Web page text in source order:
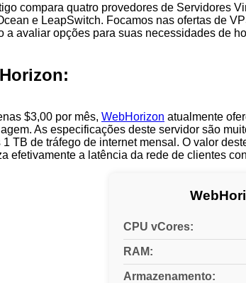
compara quatro provedores de Servidores
e LeapSwitch. Focamos nas ofertas de
a avaliar opções para suas necessidades de
$3,00 por mês, WebHorizon atualmente
As especificações deste servidor são
1 TB de tráfego de internet mensal. O valor
efetivamente a latência da rede de clientes
CPU vCores:
RAM:
Armazenamento: